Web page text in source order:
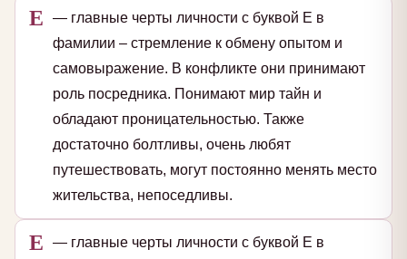
Е
— главные черты личности с буквой Е в
фамилии – стремление к обмену опытом и
самовыражение. В конфликте они принимают
роль посредника. Понимают мир тайн и
обладают проницательностью. Также
достаточно болтливы, очень любят
путешествовать, могут постоянно менять место
жительства, непоседливы.
Е
— главные черты личности с буквой Е в